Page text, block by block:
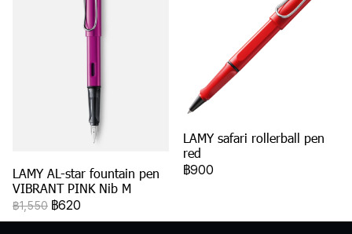
LAMY AL-star fountain pen
VIBRANT PINK Nib M
฿1,550 ฿620
LAMY safari rollerball pen
red
฿900